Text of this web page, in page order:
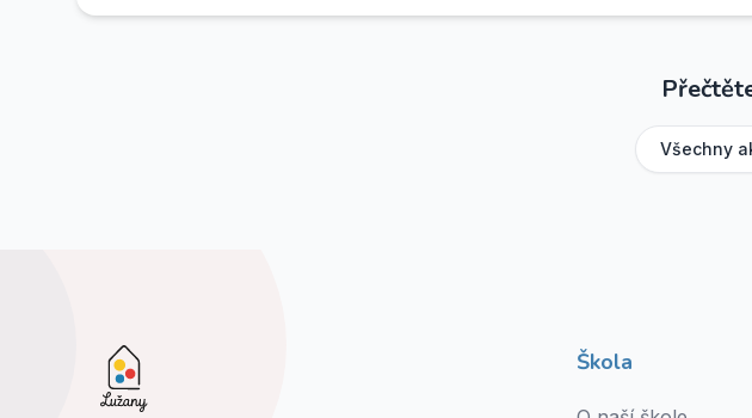
Všechny
Škola